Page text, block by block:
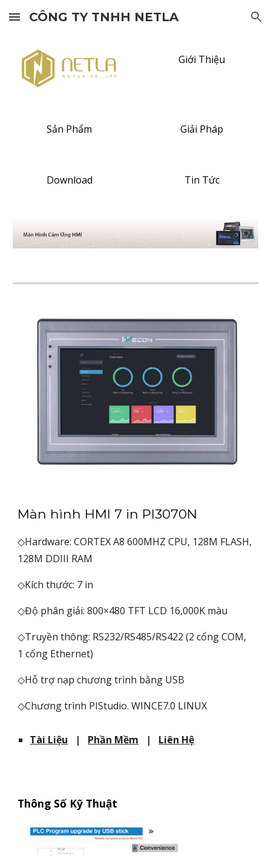
Skip to main content Skip to navigation
CÔNG TY TNHH NETLA
Giới Thiệu
Sản Phẩm Giải Pháp
Download Tin Tức
Màn hình HMI 7 in PI3070N
◇Hardware: CORTEX A8 600MHZ CPU, 128M FLASH,
128M DDIII RAM
◇Kích thước: 7 in
◇Độ phân giải: 800×480 TFT LCD 16,000K màu
◇Truyền thông: RS232/RS485/RS422 (2 cổng COM,
1 cổng Ethernet)
◇Hỗ trợ nạp chương trình bằng USB
◇Chương trình PIStudio. WINCE7.0 LINUX
Tài Liệu | Phần Mềm | Liên Hệ
Thông Số Kỹ Thuật